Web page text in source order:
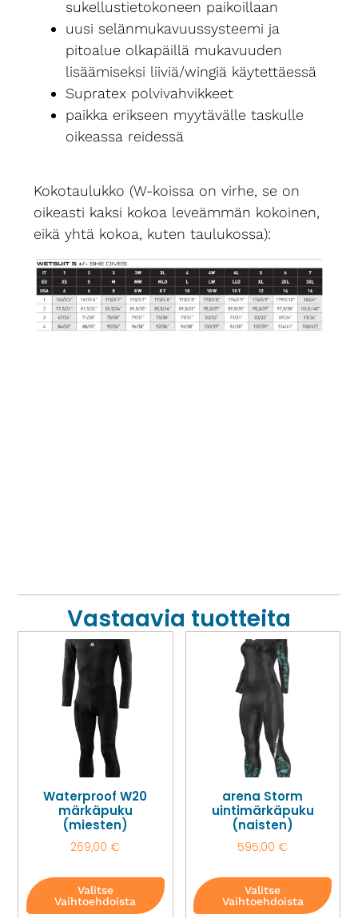
sukellustietokoneen paikoillaan
uusi selänmukavuussysteemi ja
pitoalue olkapäillä mukavuuden
lisäämiseksi liiviä/wingiä käytettäessä
Supratex polvivahvikkeet
paikka erikseen myytävälle taskulle
oikeassa reidessä
Kokotaulukko (W-koissa on virhe, se on
oikeasti kaksi kokoa leveämmän kokoinen,
eikä yhtä kokoa, kuten taulukossa):
Vastaavia tuotteita
Waterproof W20
märkäpuku
(miesten)
269,00€
Valitse
Vaihtoehdoista
arena Storm
uintimärkäpuku
(naisten)
595,00€
Valitse
Vaihtoehdoista